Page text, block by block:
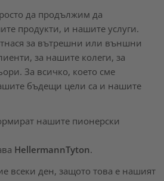
да продължим да
продукти, и нашите услуги.
за вътрешни или външни
за нашите колеги, за
За всичко, което сме
бъдещи цели са и нашите
нашите пионерски
HellermannTyton.
всеки ден, защото това е нашият